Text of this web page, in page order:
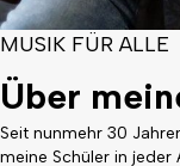
MUSIK FÜR ALLE
Über
Seit nunmehr 30
meine Schüler in jeder